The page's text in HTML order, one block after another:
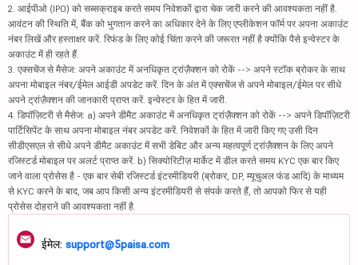
2. आईपीओ (IPO) को सब्सक्राइब करते समय निवेशकों द्वारा चेक जारी करने की आवश्यकता नहीं है.
आवंटन की स्थिति में, बैंक को भुगतान करने का अधिकार देने के लिए एप्लीकेशन फॉर्म पर अपना अकाउंट
नंबर लिखें और हस्ताक्षर करें. रिफंड के लिए कोई चिंता करने की जरूरत नहीं है क्योंकि पैसे इन्वेस्टर के
अकाउंट में ही रहते हैं.
3. एक्सचेंज से मैसेज: अपने अकाउंट में अनधिकृत ट्रांज़ैक्शन को रोकें --> अपने स्टॉक ब्रोकर के साथ
अपना मोबाइल नंबर/ईमेल आईडी अपडेट करें. दिन के अंत में एक्सचेंज से अपने मोबाइल/ईमेल पर सीधे
अपने ट्रांज़ैक्शन की जानकारी प्राप्त करें. इन्वेस्टर के हित में जारी.
4. डिपॉज़िटरी से मैसेज: a) अपने डीमैट अकाउंट में अनधिकृत ट्रांज़ैक्शन को रोकें --> अपने डिपॉज़िटरी
पार्टिसिपेंट के साथ अपना मोबाइल नंबर अपडेट करें. निवेशकों के हित में जारी किए गए उसी दिन
सीडीएसएल से सीधे अपने डीमैट अकाउंट में सभी डेबिट और अन्य महत्वपूर्ण ट्रांज़ैक्शन के लिए अपने
रजिस्टर्ड मोबाइल पर अलर्ट प्राप्त करें. b) सिक्योरिटीज़ मार्केट में डील करते समय KYC एक बार किए
जाने वाला प्रोसेस है - एक बार सेबी रजिस्टर्ड इंटरमीडियरी (ब्रोकर, DP, म्यूचुअल फंड आदि) के माध्यम
से KYC करने के बाद, जब आप किसी अन्य इंटरमीडियरी से संपर्क करते हैं, तो आपको फिर से यही
प्रोसेस दोहराने की आवश्यकता नहीं है.
ईमेल: support@5paisa.com